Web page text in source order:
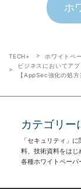
ホ
TECH+ ホワイトペ
ビジネスにおいてア
【AppSec強化の処方
カテゴリー
「セキュリティ」
料、技術資料をは
各種ホワイトペーパ